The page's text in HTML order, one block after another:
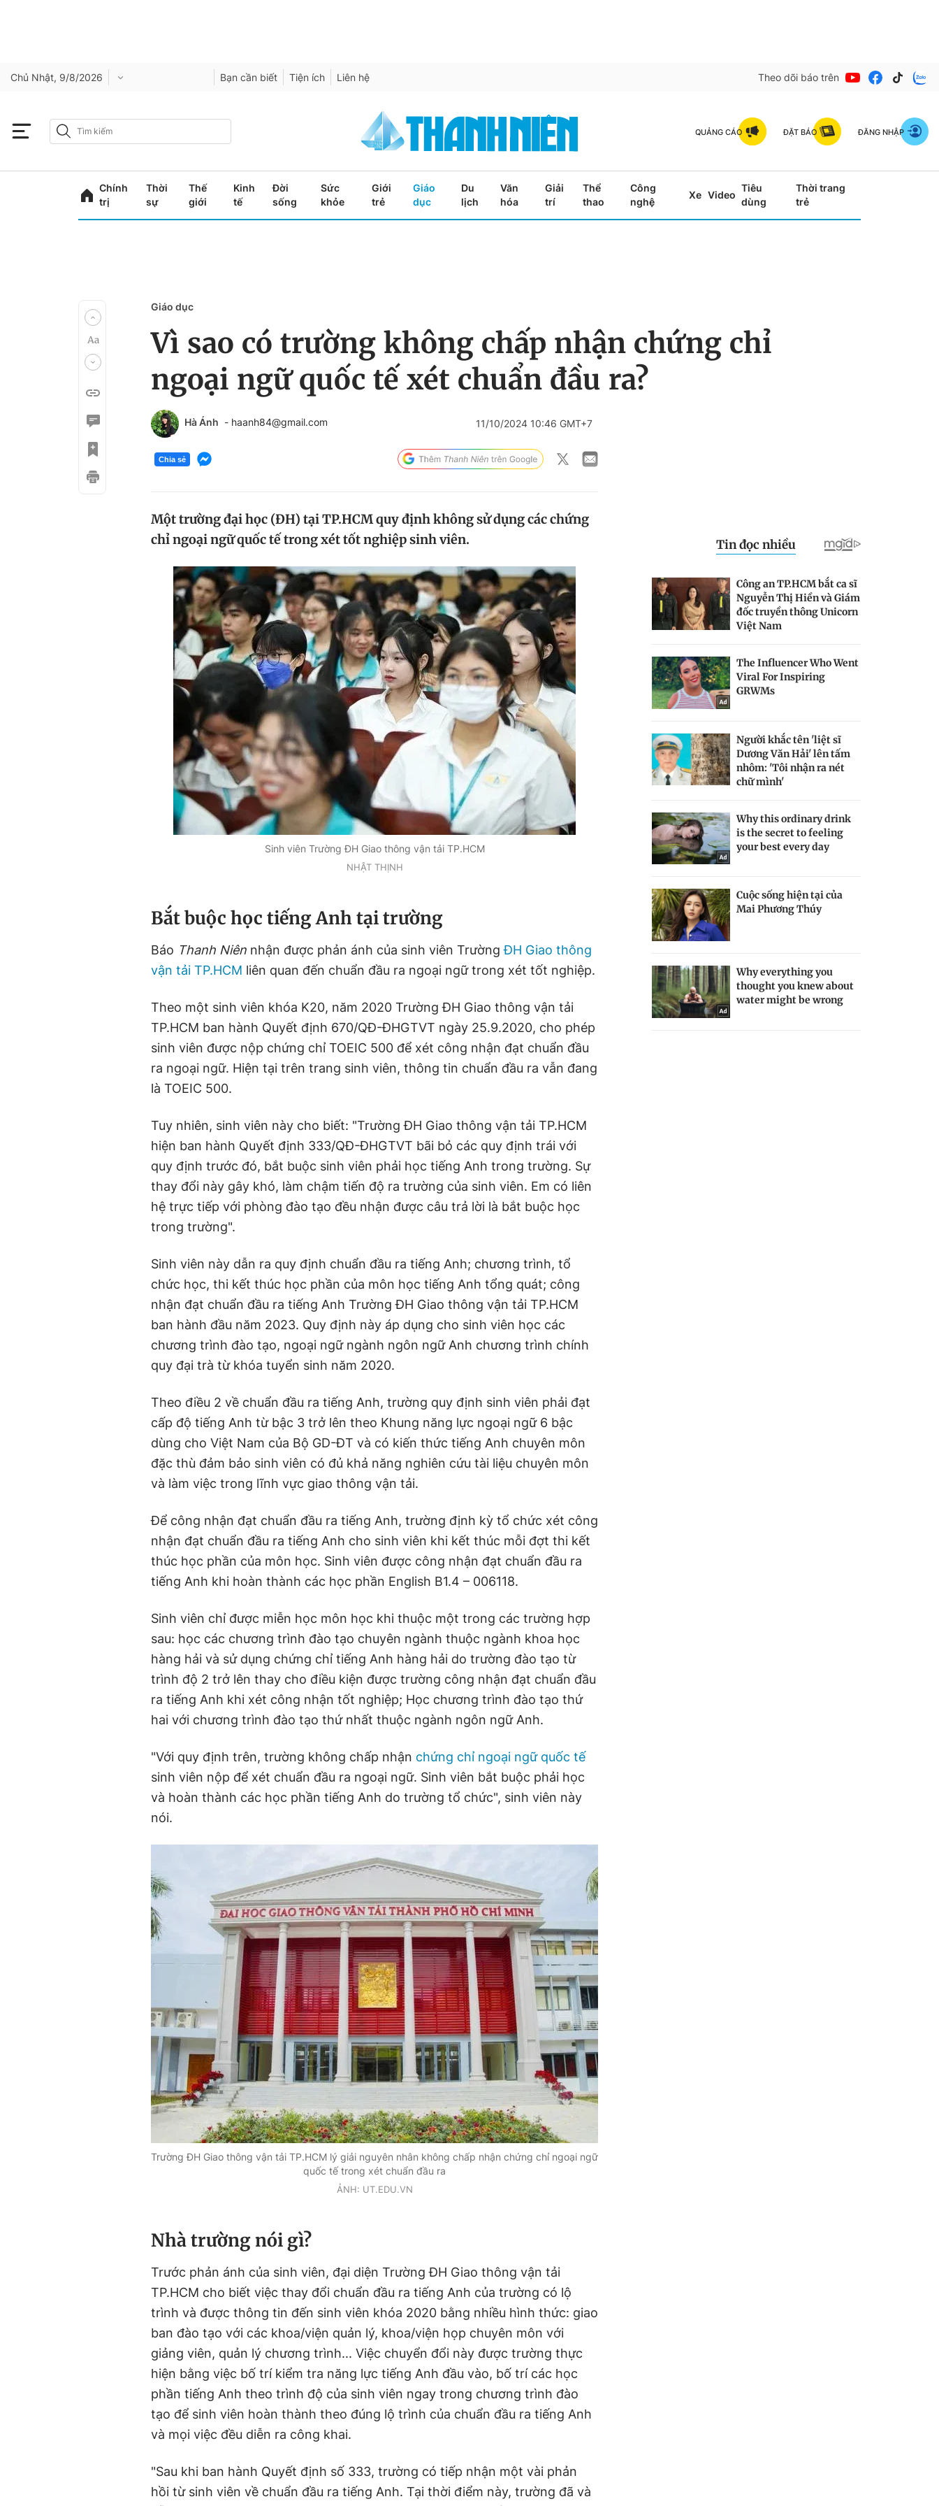
Chủ Nhật, 9/8/2026 Bạn cần biết Tiện ích Liên hệ Theo dõi báo trên
QUẢNG CÁO ĐẶT BÁO ĐĂNG NHẬP
Chính
trị
Thời
sự
Thế
giới
Kinh
tế
Đời
sống
Sức
khỏe
Giới
trẻ
Giáo
dục
Du
lịch
Văn
hóa
Giải
trí
Thể
thao
Công
nghệ
Xe Video
Tiêu
dùng
Thời trang
trẻ
Giáo dục
Vì sao có trường không chấp nhận chứng chỉ
ngoại ngữ quốc tế xét chuẩn đầu ra?
Hà Ánh - haanh84@gmail.com 11/10/2024 10:46 GMT+7
Chia sẻ
Một trường đại học (ĐH) tại TP.HCM quy định không sử dụng các chứng
chỉ ngoại ngữ quốc tế trong xét tốt nghiệp sinh viên.
Sinh viên Trường ĐH Giao thông vận tải TP.HCM
NHẬT THỊNH
Bắt buộc học tiếng Anh tại trường
Báo Thanh Niên nhận được phản ánh của sinh viên TrườngĐH Giao thông
vận tải TP.HCM liên quan đến chuẩn đầu ra ngoại ngữ trong xét tốt nghiệp.
Theo một sinh viên khóa K20, năm 2020 Trường ĐH Giao thông vận tải
TP.HCM ban hành Quyết định 670/QĐ-ĐHGTVT ngày 25.9.2020, cho phép
sinh viên được nộp chứng chỉ TOEIC 500 để xét công nhận đạt chuẩn đầu
ra ngoại ngữ. Hiện tại trên trang sinh viên, thông tin chuẩn đầu ra vẫn đang
là TOEIC 500.
Tuy nhiên, sinh viên này cho biết: "Trường ĐH Giao thông vận tải TP.HCM
hiện ban hành Quyết định 333/QĐ-ĐHGTVT bãi bỏ các quy định trái với
quy định trước đó, bắt buộc sinh viên phải học tiếng Anh trong trường. Sự
thay đổi này gây khó, làm chậm tiến độ ra trường của sinh viên. Em có liên
hệ trực tiếp với phòng đào tạo đều nhận được câu trả lời là bắt buộc học
trong trường".
Sinh viên này dẫn ra quy định chuẩn đầu ra tiếng Anh; chương trình, tổ
chức học, thi kết thúc học phần của môn học tiếng Anh tổng quát; công
nhận đạt chuẩn đầu ra tiếng Anh Trường ĐH Giao thông vận tải TP.HCM
ban hành đầu năm 2023. Quy định này áp dụng cho sinh viên học các
chương trình đào tạo, ngoại ngữ ngành ngôn ngữ Anh chương trình chính
quy đại trà từ khóa tuyển sinh năm 2020.
Theo điều 2 về chuẩn đầu ra tiếng Anh, trường quy định sinh viên phải đạt
cấp độ tiếng Anh từ bậc 3 trở lên theo Khung năng lực ngoại ngữ 6 bậc
dùng cho Việt Nam của Bộ GD-ĐT và có kiến thức tiếng Anh chuyên môn
đặc thù đảm bảo sinh viên có đủ khả năng nghiên cứu tài liệu chuyên môn
và làm việc trong lĩnh vực giao thông vận tải.
Để công nhận đạt chuẩn đầu ra tiếng Anh, trường định kỳ tổ chức xét công
nhận đạt chuẩn đầu ra tiếng Anh cho sinh viên khi kết thúc mỗi đợt thi kết
thúc học phần của môn học. Sinh viên được công nhận đạt chuẩn đầu ra
tiếng Anh khi hoàn thành các học phần English B1.4 – 006118.
Sinh viên chỉ được miễn học môn học khi thuộc một trong các trường hợp
sau: học các chương trình đào tạo chuyên ngành thuộc ngành khoa học
hàng hải và sử dụng chứng chỉ tiếng Anh hàng hải do trường đào tạo từ
trình độ 2 trở lên thay cho điều kiện được trường công nhận đạt chuẩn đầu
ra tiếng Anh khi xét công nhận tốt nghiệp; Học chương trình đào tạo thứ
hai với chương trình đào tạo thứ nhất thuộc ngành ngôn ngữ Anh.
"Với quy định trên, trường không chấp nhận chứng chỉ ngoại ngữ quốc tế
sinh viên nộp để xét chuẩn đầu ra ngoại ngữ. Sinh viên bắt buộc phải học
và hoàn thành các học phần tiếng Anh do trường tổ chức", sinh viên này
nói.
Trường ĐH Giao thông vận tải TP.HCM lý giải nguyên nhân không chấp nhận chứng chỉ ngoại ngữ
quốc tế trong xét chuẩn đầu ra
ẢNH: UT.EDU.VN
Nhà trường nói gì?
Trước phản ánh của sinh viên, đại diện Trường ĐH Giao thông vận tải
TP.HCM cho biết việc thay đổi chuẩn đầu ra tiếng Anh của trường có lộ
trình và được thông tin đến sinh viên khóa 2020 bằng nhiều hình thức: giao
ban đào tạo với các khoa/viện quản lý, khoa/viện họp chuyên môn với
giảng viên, quản lý chương trình... Việc chuyển đổi này được trường thực
hiện bằng việc bố trí kiểm tra năng lực tiếng Anh đầu vào, bố trí các học
phần tiếng Anh theo trình độ của sinh viên ngay trong chương trình đào
tạo để sinh viên hoàn thành theo đúng lộ trình của chuẩn đầu ra tiếng Anh
và mọi việc đều diễn ra công khai.
"Sau khi ban hành Quyết định số 333, trường có tiếp nhận một vài phản
hồi từ sinh viên về chuẩn đầu ra tiếng Anh. Tại thời điểm này, trường đã và